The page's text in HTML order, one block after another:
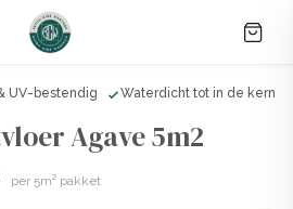
UV-bestendig Waterdicht tot in de kern
Agave 5m2
per 5m² pakket